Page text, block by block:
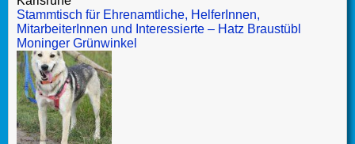
Stammtisch für Ehrenamtliche, HelferInnen,
MitarbeiterInnen und Interessierte – Hatz Braustübl
Moninger Grünwinkel